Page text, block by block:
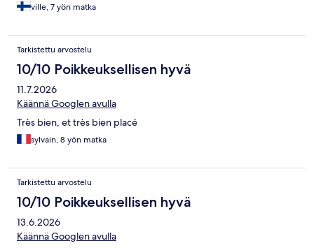
ville, 7 yön matka
Tarkistettu arvostelu
10/10 Poikkeuksellisen hyvä
11.7.2026
Käännä Googlen avulla
Très bien, et très bien placé
sylvain, 8 yön matka
Tarkistettu arvostelu
10/10 Poikkeuksellisen hyvä
13.6.2026
Käännä Googlen avulla